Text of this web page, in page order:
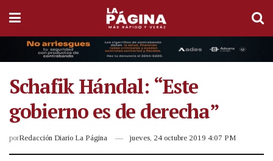
Schafik Hándal: “Este
gobierno es de derecha”
porRedacción Diario La Página jueves, 24 octubre 2019 4:07 PM